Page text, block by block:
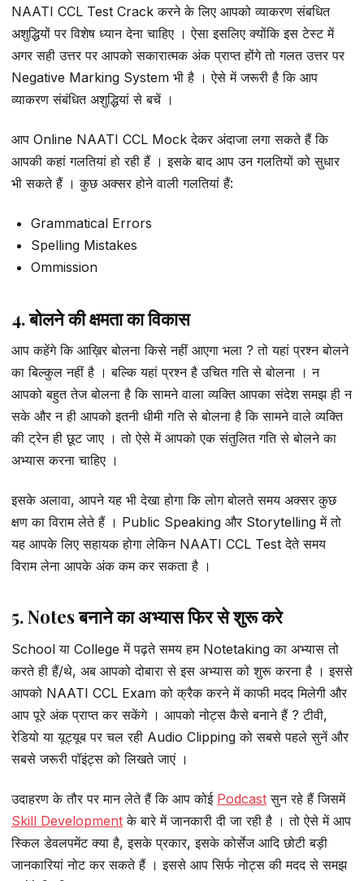
NAATI CCL Test Crack करने के लिए आपको व्याकरण संबधित
अशुद्धियों पर विशेष ध्यान देना चाहिए । ऐसा इसलिए क्योंकि इस टेस्ट में
अगर सही उत्तर पर आपको सकारात्मक अंक प्राप्त होंगे तो गलत उत्तर पर
Negative Marking System भी है । ऐसे में जरूरी है कि आप
व्याकरण संबंधित अशुद्धियां से बचें ।
आप Online NAATI CCL Mock देकर अंदाजा लगा सकते हैं कि
आपकी कहां गलतियां हो रही हैं । इसके बाद आप उन गलतियों को सुधार
भी सकते हैं । कुछ अक्सर होने वाली गलतियां हैं:
Grammatical Errors
Spelling Mistakes
Ommission
4. बोलने की क्षमता का विकास
आप कहेंगे कि आख़िर बोलना किसे नहीं आएगा भला ? तो यहां प्रश्न बोलने
का बिल्कुल नहीं है । बल्कि यहां प्रश्न है उचित गति से बोलना । न
आपको बहुत तेज बोलना है कि सामने वाला व्यक्ति आपका संदेश समझ ही न
सके और न ही आपको इतनी धीमी गति से बोलना है कि सामने वाले व्यक्ति
की ट्रेन ही छूट जाए । तो ऐसे में आपको एक संतुलित गति से बोलने का
अभ्यास करना चाहिए ।
इसके अलावा, आपने यह भी देखा होगा कि लोग बोलते समय अक्सर कुछ
क्षण का विराम लेते हैं । Public Speaking और Storytelling में तो
यह आपके लिए सहायक होगा लेकिन NAATI CCL Test देते समय
विराम लेना आपके अंक कम कर सकता है ।
5. Notes बनाने का अभ्यास फिर से शुरू करे
School या College में पढ़ते समय हम Notetaking का अभ्यास तो
करते ही हैं/थे, अब आपको दोबारा से इस अभ्यास को शुरू करना है । इससे
आपको NAATI CCL Exam को क्रैक करने में काफी मदद मिलेगी और
आप पूरे अंक प्राप्त कर सकेंगे । आपको नोट्स कैसे बनाने हैं ? टीवी,
रेडियो या यूट्यूब पर चल रही Audio Clipping को सबसे पहले सुनें और
सबसे जरूरी पॉइंट्स को लिखते जाएं ।
उदाहरण के तौर पर मान लेते हैं कि आप कोई Podcast सुन रहे हैं जिसमें
Skill Development के बारे में जानकारी दी जा रही है । तो ऐसे में आप
स्किल डेवलपमेंट क्या है, इसके प्रकार, इसके कोर्सेज आदि छोटी बड़ी
जानकारियां नोट कर सकते हैं । इससे आप सिर्फ नोट्स की मदद से समझ